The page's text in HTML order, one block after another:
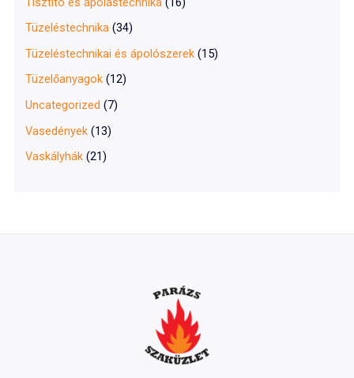
Tüzeléstechnika (34)
Tüzeléstechnikai és ápolószerek (15)
Tüzelőanyagok (12)
Uncategorized (7)
Vasedények (13)
Vaskályhák (21)